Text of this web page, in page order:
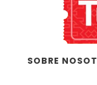
SOBRE